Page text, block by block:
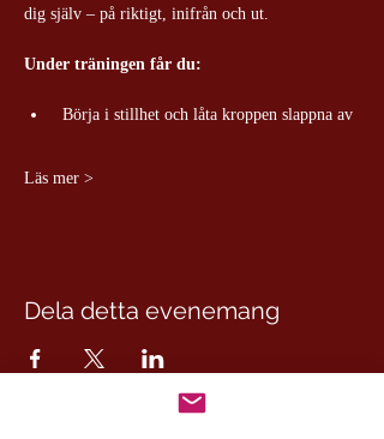
dig själv – på riktigt, inifrån och ut.
Under träningen får du:
Börja i stillhet och låta kroppen slappna av
Läs mer >
Dela detta evenemang